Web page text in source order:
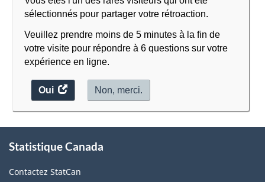
sélectionnés pour partager votre rétroaction.
Veuillez prendre moins de 5 minutes à la fin de
votre visite pour répondre à 6 questions sur votre
expérience en ligne.
Oui
accéder
au
Non, merci.
propos
ce
Statistique Canada
Contactez StatCan